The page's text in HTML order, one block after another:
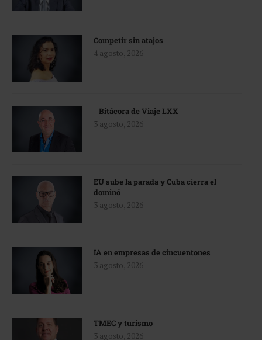
Competir sin atajos
4 agosto, 2026
Bitácora de Viaje LXX
3 agosto, 2026
EU sube la parada y Cuba cierra el
dominó
3 agosto, 2026
IA en empresas de cincuentones
3 agosto, 2026
TMEC y turismo
3 agosto, 2026